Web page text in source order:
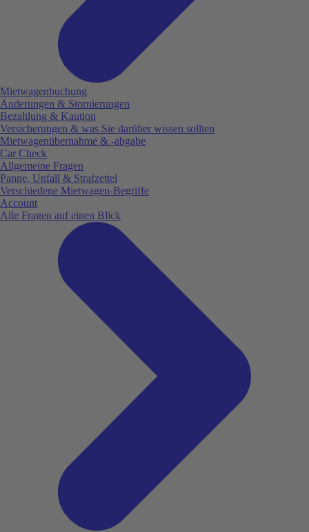
Mietwagenbuchung
Änderungen & Stornierungen
Bezahlung & Kaution
Versicherungen & was Sie darüber wissen sollten
Mietwagenübernahme & -abgabe
Car Check
Allgemeine Fragen
Panne, Unfall & Strafzettel
Verschiedene Mietwagen-Begriffe
Account
Alle Fragen auf einen Blick